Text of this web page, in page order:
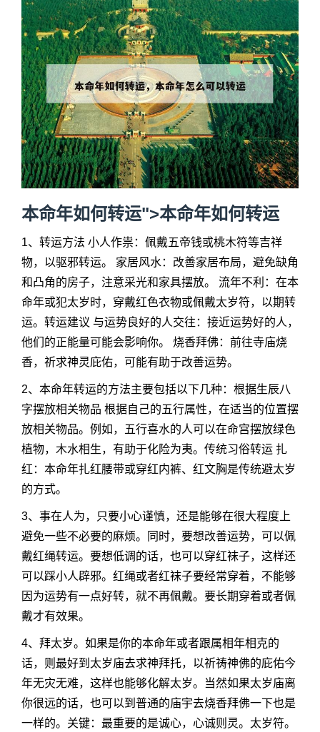
本命年如何转运">本命年如何转运
1、转运方法 小人作祟：佩戴五帝钱或桃木符等吉祥
物，以驱邪转运。 家居风水：改善家居布局，避免缺角
和凸角的房子，注意采光和家具摆放。 流年不利：在本
命年或犯太岁时，穿戴红色衣物或佩戴太岁符，以期转
运。转运建议 与运势良好的人交往：接近运势好的人，
他们的正能量可能会影响你。 烧香拜佛：前往寺庙烧
香，祈求神灵庇佑，可能有助于改善运势。
2、本命年转运的方法主要包括以下几种：根据生辰八
字摆放相关物品 根据自己的五行属性，在适当的位置摆
放相关物品。例如，五行喜水的人可以在命宫摆放绿色
植物，木水相生，有助于化险为夷。传统习俗转运 扎
红：本命年扎红腰带或穿红内裤、红文胸是传统避太岁
的方式。
3、事在人为，只要小心谨慎，还是能够在很大程度上
避免一些不必要的麻烦。同时，要想改善运势，可以佩
戴红绳转运。要想低调的话，也可以穿红袜子，这样还
可以踩小人辟邪。红绳或者红袜子要经常穿着，不能够
因为运势有一点好转，就不再佩戴。要长期穿着或者佩
戴才有效果。
4、拜太岁。如果是你的本命年或者跟属相年相克的
话，则最好到太岁庙去求神拜托，以祈祷神佛的庇佑今
年无灾无难，这样也能够化解太岁。当然如果太岁庙离
你很远的话，也可以到普通的庙宇去烧香拜佛一下也是
一样的。关键：最重要的是诚心，心诚则灵。太岁符。